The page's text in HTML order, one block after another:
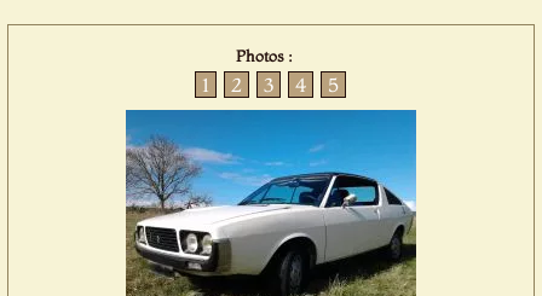
Photos :
1 2 3 4 5